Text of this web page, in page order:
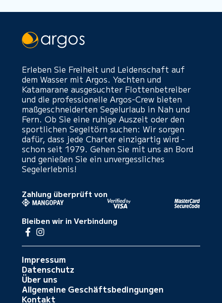
Erleben Sie Freiheit und Leidenschaft auf
dem Wasser mit Argos. Yachten und
Katamarane ausgesuchter Flottenbetreiber
und die professionelle Argos-Crew bieten
maßgeschneiderten Segelurlaub in Nah und
Fern. Ob Sie eine ruhige Auszeit oder den
sportlichen Segeltörn suchen: Wir sorgen
dafür, dass jede Charter einzigartig wird -
schon seit 1979. Gehen Sie mit uns an Bord
und genießen Sie ein unvergessliches
Segelerlebnis!
Zahlung überprüft von
Bleiben wir in Verbindung
Impressum
Datenschutz
Über uns
Allgemeine Geschäftsbedingungen
Kontakt